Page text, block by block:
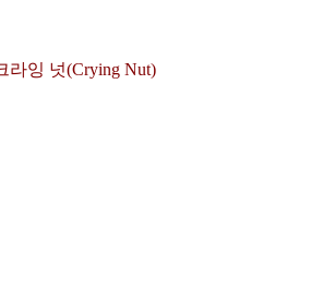
라잉 넛(Crying Nut)